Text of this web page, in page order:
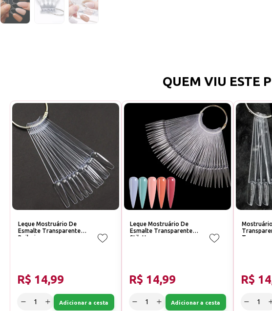
QUEM VIU ESTE
Leque Mostruário De
Esmalte Transparente
Bailarina
R$ 14,99
Adicionar a cesta
Leque Mostruário De
Esmalte Transparente
Stiletto
R$ 14,99
Adicionar a cesta
R$